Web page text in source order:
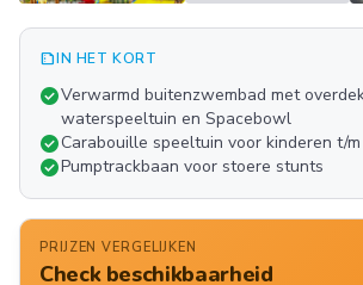
summarizeIN HET KORT
check_circleVerwarmd buitenzwembad met
waterspeeltuin en Spacebowl
check_circleCarabouille speeltuin voor kinderen t/
check_circlePumptrackbaan voor stoere stunts
PRIJZEN VERGELIJKEN
Check beschikbaarheid